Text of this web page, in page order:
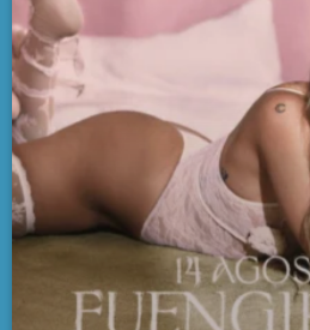
BRUNCH
LARGA DISTANCIA
3:00 pm - 5:00 pm
MAR REVUELTO
5:00 pm - 7:00 pm